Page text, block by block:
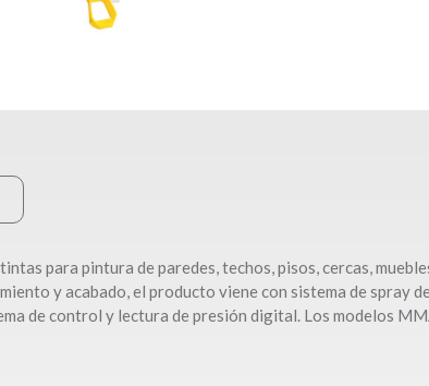
para pintura de paredes, techos, pisos, cercas,
y acabado, el producto viene con sistema de spray
de control y lectura de presión digital. Los modelos